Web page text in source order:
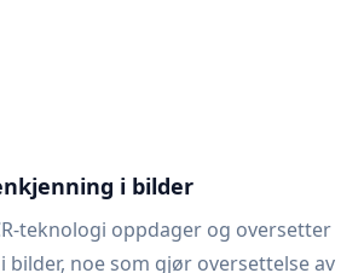
i bilder
teknologi oppdager og oversetter
noe som gjør oversettelse av